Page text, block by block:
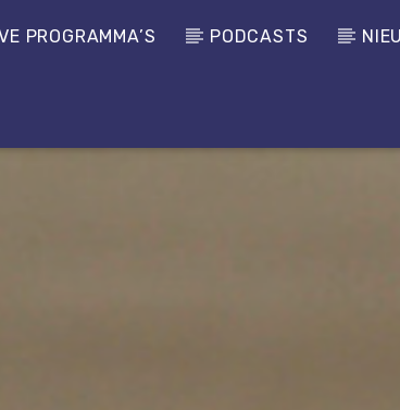
PROGRAMMA’S PODCASTS